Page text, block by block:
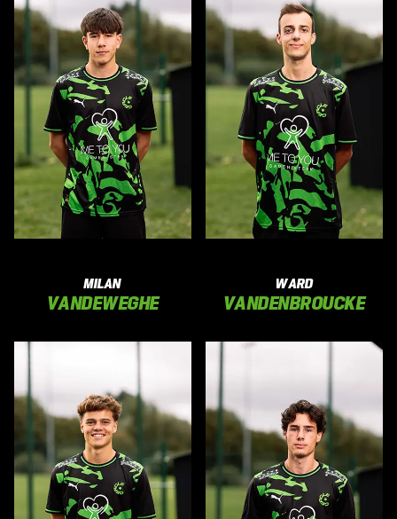
MILAN
VANDEWEGHE
WARD
VANDENBROUCKE